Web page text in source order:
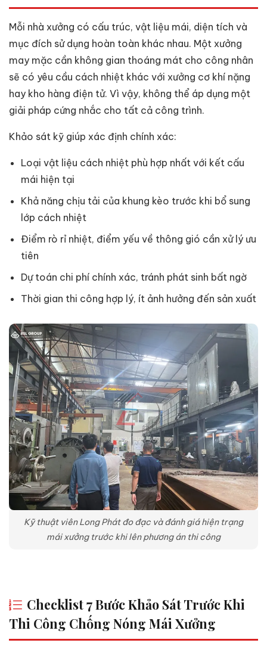
Mỗi nhà xưởng có cấu trúc, vật liệu mái, diện tích và
mục đích sử dụng hoàn toàn khác nhau. Một xưởng
may mặc cần không gian thoáng mát cho công nhân
sẽ có yêu cầu cách nhiệt khác với xưởng cơ khí nặng
hay kho hàng điện tử. Vì vậy, không thể áp dụng một
giải pháp cứng nhắc cho tất cả công trình.
Khảo sát kỹ giúp xác định chính xác:
Loại vật liệu cách nhiệt phù hợp nhất với kết cấu
mái hiện tại
Khả năng chịu tải của khung kèo trước khi bổ sung
lớp cách nhiệt
Điểm rò rỉ nhiệt, điểm yếu về thông gió cần xử lý ưu
tiên
Dự toán chi phí chính xác, tránh phát sinh bất ngờ
Thời gian thi công hợp lý, ít ảnh hưởng đến sản xuất
Kỹ thuật viên Long Phát đo đạc và đánh giá hiện trạng
mái xưởng trước khi lên phương án thi công
Checklist 7 Bước Khảo Sát Trước Khi
Thi Công Chống Nóng Mái Xưởng